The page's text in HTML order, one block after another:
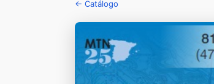
← Catálogo